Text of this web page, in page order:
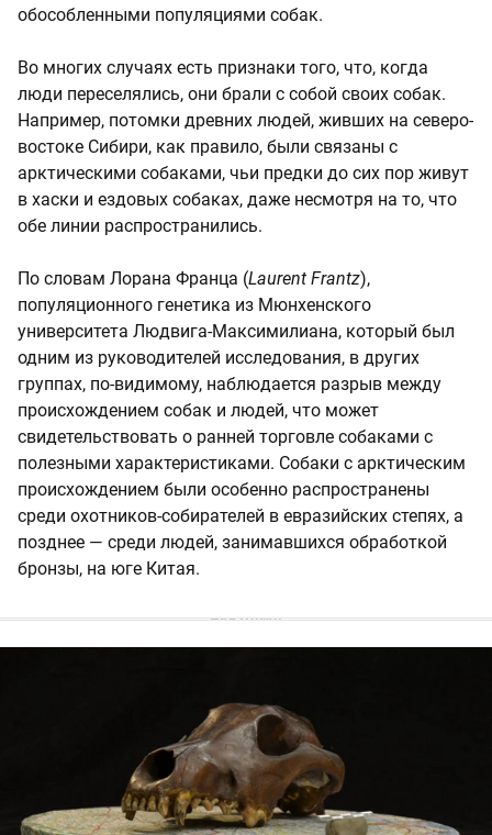
обособленными популяциями собак.
Во многих случаях есть признаки того, что, когда
люди переселялись, они брали с собой своих собак.
Например, потомки древних людей, живших на северо-
востоке Сибири, как правило, были связаны с
арктическими собаками, чьи предки до сих пор живут
в хаски и ездовых собаках, даже несмотря на то, что
обе линии распространились.
По словам Лорана Франца (Laurent Frantz),
популяционного генетика из Мюнхенского
университета Людвига-Максимилиана, который был
одним из руководителей исследования, в других
группах, по-видимому, наблюдается разрыв между
происхождением собак и людей, что может
свидетельствовать о ранней торговле собаками с
полезными характеристиками. Собаки с арктическим
происхождением были особенно распространены
среди охотников-собирателей в евразийских степях, а
позднее — среди людей, занимавшихся обработкой
бронзы, на юге Китая.